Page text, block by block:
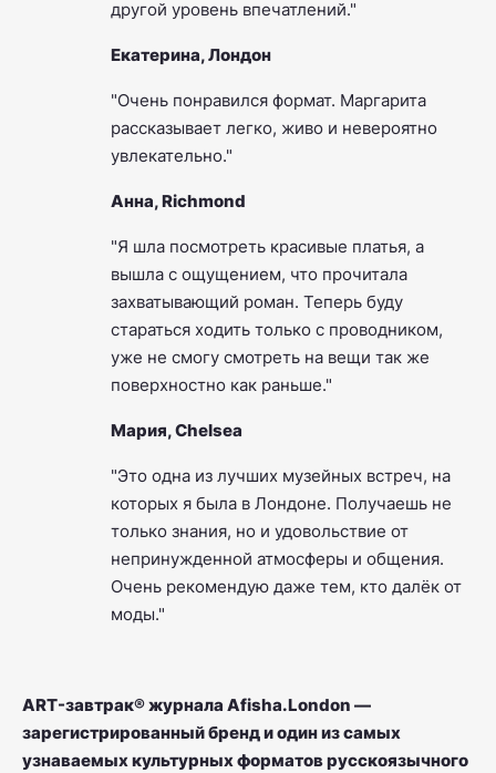
другой уровень впечатлений."
Екатерина, Лондон
"Очень понравился формат. Маргарита
рассказывает легко, живо и невероятно
увлекательно."
Анна, Richmond
"Я шла посмотреть красивые платья, а
вышла с ощущением, что прочитала
захватывающий роман. Теперь буду
стараться ходить только с проводником,
уже не смогу смотреть на вещи так же
поверхностно как раньше."
Мария, Chelsea
"Это одна из лучших музейных встреч, на
которых я была в Лондоне. Получаешь не
только знания, но и удовольствие от
непринужденной атмосферы и общения.
Очень рекомендую даже тем, кто далёк от
моды."
ART-завтрак® журнала Afisha.London —
зарегистрированный бренд и один из самых
узнаваемых культурных форматов русскоязычного